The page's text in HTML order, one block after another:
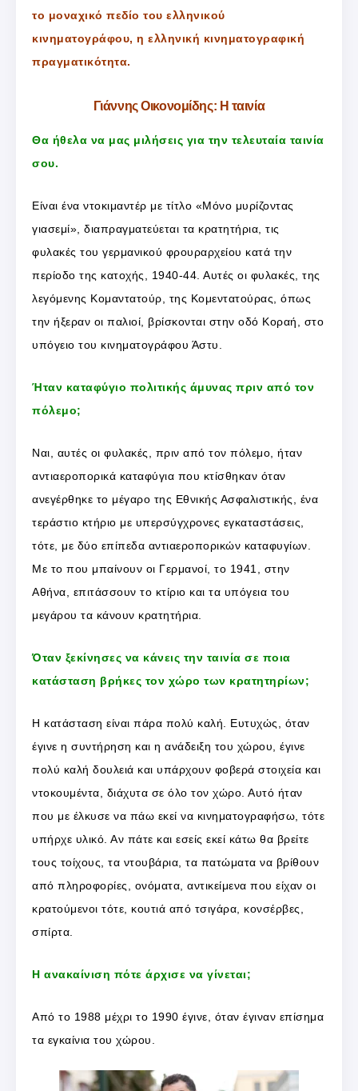
το μοναχικό πεδίο του ελληνικού
κινηματογράφου, η ελληνική κινηματογραφική
πραγματικότητα.
Γιάννης Οικονομίδης: Η ταινία
Θα ήθελα να μας μιλήσεις για την τελευταία ταινία
σου.
Είναι ένα ντοκιμαντέρ με τίτλο «Μόνο μυρίζοντας
γιασεμί», διαπραγματεύεται τα κρατητήρια, τις
φυλακές του γερμανικού φρουραρχείου κατά την
περίοδο της κατοχής, 1940-44. Αυτές οι φυλακές, της
λεγόμενης Κομαντατούρ, της Κομεντατούρας, όπως
την ήξεραν οι παλιοί, βρίσκονται στην οδό Κοραή, στο
υπόγειο του κινηματογράφου Άστυ.
Ήταν καταφύγιο πολιτικής άμυνας πριν από τον
πόλεμο;
Ναι, αυτές οι φυλακές, πριν από τον πόλεμο, ήταν
αντιαεροπορικά καταφύγια που κτίσθηκαν όταν
ανεγέρθηκε το μέγαρο της Εθνικής Ασφαλιστικής, ένα
τεράστιο κτήριο με υπερσύγχρονες εγκαταστάσεις,
τότε, με δύο επίπεδα αντιαεροπορικών καταφυγίων.
Με το που μπαίνουν οι Γερμανοί, το 1941, στην
Αθήνα, επιτάσσουν το κτίριο και τα υπόγεια του
μεγάρου τα κάνουν κρατητήρια.
Όταν ξεκίνησες να κάνεις την ταινία σε ποια
κατάσταση βρήκες τον χώρο των κρατητηρίων;
Η κατάσταση είναι πάρα πολύ καλή. Ευτυχώς, όταν
έγινε η συντήρηση και η ανάδειξη του χώρου, έγινε
πολύ καλή δουλειά και υπάρχουν φοβερά στοιχεία και
ντοκουμέντα, διάχυτα σε όλο τον χώρο. Αυτό ήταν
που με έλκυσε να πάω εκεί να κινηματογραφήσω, τότε
υπήρχε υλικό. Αν πάτε και εσείς εκεί κάτω θα βρείτε
τους τοίχους, τα ντουβάρια, τα πατώματα να βρίθουν
από πληροφορίες, ονόματα, αντικείμενα που είχαν οι
κρατούμενοι τότε, κουτιά από τσιγάρα, κονσέρβες,
σπίρτα.
Η ανακαίνιση πότε άρχισε να γίνεται;
Από το 1988 μέχρι το 1990 έγινε, όταν έγιναν επίσημα
τα εγκαίνια του χώρου.